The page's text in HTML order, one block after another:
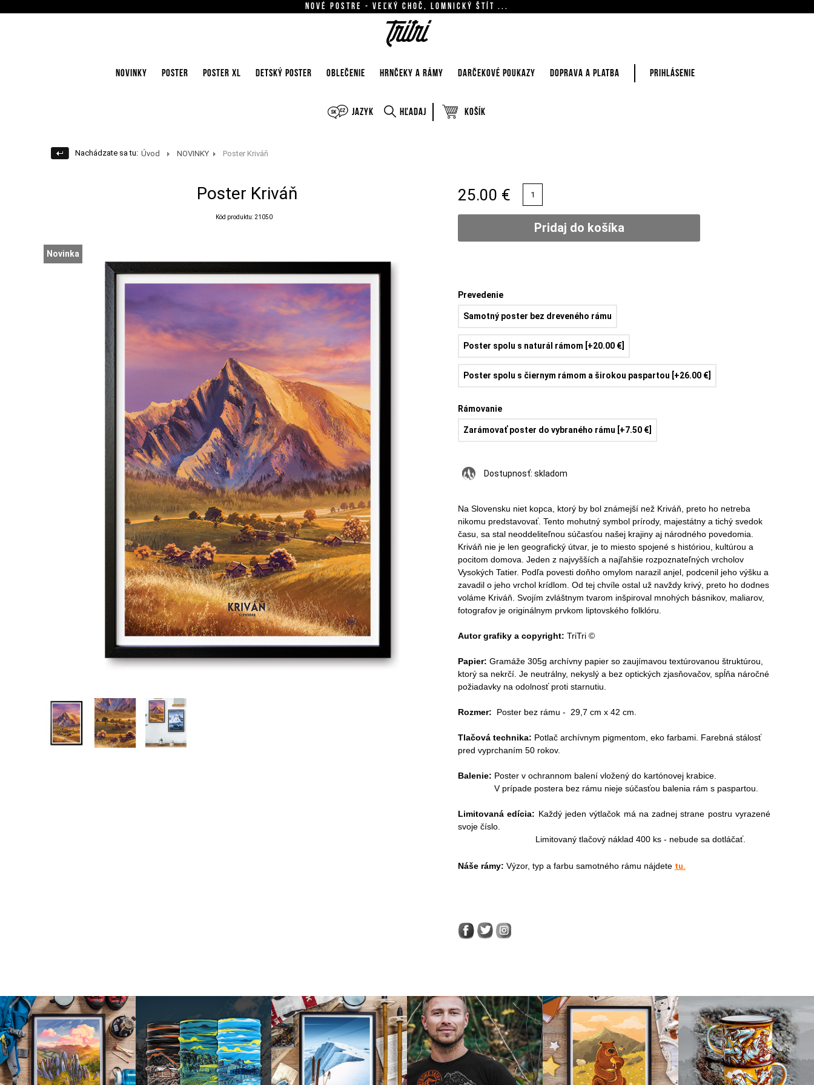
Nové postre - Veľký Choč, Lomnický štít ...
NOVINKY POSTER POSTER XL DETSKÝ POSTER OBLEČENIE HRNČEKY A RÁMY DARČEKOVÉ POUKAZY DOPRAVA A PLATBA PRIHLÁSENIE
Jazyk Hľadaj Košík
Nachádzate sa tu: Úvod NOVINKY Poster Kriváň
Poster Kriváň
Kód produktu: 21050
Novinka
25.00 €
Prevedenie
Samotný poster bez dreveného rámu
Poster spolu s naturál rámom [+20.00 €]
Poster spolu s čiernym rámom a širokou paspartou [+26.00 €]
Rámovanie
Zarámovať poster do vybraného rámu [+7.50 €]
Dostupnosť: skladom
Na Slovensku niet kopca, ktorý by bol známejší než Kriváň, preto ho netreba
nikomu predstavovať. Tento mohutný symbol prírody, majestátny a tichý svedok
času, sa stal neoddeliteľnou súčasťou našej krajiny aj národného povedomia.
Kriváň nie je len geografický útvar, je to miesto spojené s históriou, kultúrou a
pocitom domova. Jeden z najvyšších a najľahšie rozpoznateľných vrcholov
Vysokých Tatier. Podľa povesti doňho omylom narazil anjel, podcenil jeho výšku a
zavadil o jeho vrchol krídlom. Od tej chvíle ostal už navždy krivý, preto ho dodnes
voláme Kriváň. Svojím zvláštnym tvarom inšpiroval mnohých básnikov, maliarov,
fotografov je originálnym prvkom liptovského folklóru.
Autor grafiky a copyright: TriTri ©
Papier: Gramáže 305g archívny papier so zaujímavou textúrovanou štruktúrou,
ktorý sa nekrčí. Je neutrálny, nekyslý a bez optických zjasňovačov, spĺňa náročné
požiadavky na odolnosť proti starnutiu.
Rozmer: Poster bez rámu - 29,7 cm x 42 cm.
Tlačová technika: Potlač archívnym pigmentom, eko farbami. Farebná stálosť
pred vyprchaním 50 rokov.
Balenie: Poster v ochrannom balení vložený do kartónovej krabice.
V prípade postera bez rámu nieje súčasťou balenia rám s paspartou.
Limitovaná edícia: Každý jeden výtlačok má na zadnej strane postru vyrazené
svoje číslo.
Limitovaný tlačový náklad 400 ks - nebude sa dotláčať.
Náše rámy: Výzor, typ a farbu samotného rámu nájdete tu.